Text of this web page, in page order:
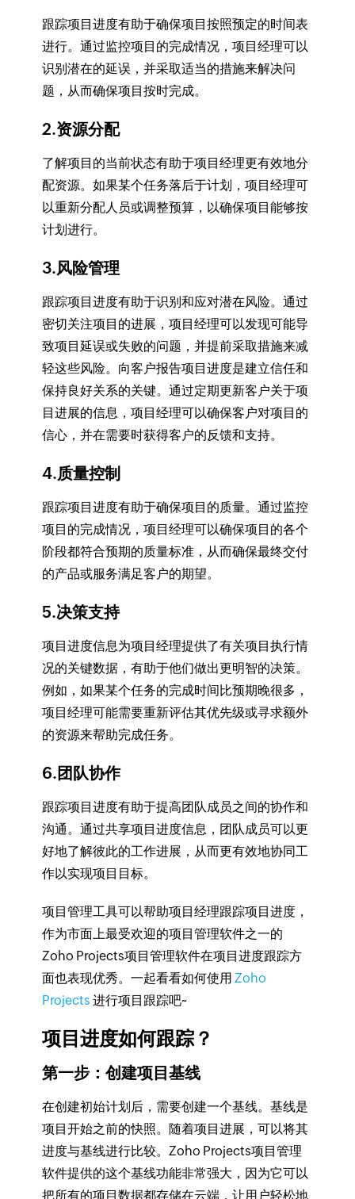
跟踪项目进度有助于确保项目按照预定的时间表
进行。通过监控项目的完成情况，项目经理可以
识别潜在的延误，并采取适当的措施来解决问
题，从而确保项目按时完成。
2.资源分配
了解项目的当前状态有助于项目经理更有效地分
配资源。如果某个任务落后于计划，项目经理可
以重新分配人员或调整预算，以确保项目能够按
计划进行。
3.风险管理
跟踪项目进度有助于识别和应对潜在风险。通过
密切关注项目的进展，项目经理可以发现可能导
致项目延误或失败的问题，并提前采取措施来减
轻这些风险。向客户报告项目进度是建立信任和
保持良好关系的关键。通过定期更新客户关于项
目进展的信息，项目经理可以确保客户对项目的
信心，并在需要时获得客户的反馈和支持。
4.质量控制
跟踪项目进度有助于确保项目的质量。通过监控
项目的完成情况，项目经理可以确保项目的各个
阶段都符合预期的质量标准，从而确保最终交付
的产品或服务满足客户的期望。
5.决策支持
项目进度信息为项目经理提供了有关项目执行情
况的关键数据，有助于他们做出更明智的决策。
例如，如果某个任务的完成时间比预期晚很多，
项目经理可能需要重新评估其优先级或寻求额外
的资源来帮助完成任务。
6.团队协作
跟踪项目进度有助于提高团队成员之间的协作和
沟通。通过共享项目进度信息，团队成员可以更
好地了解彼此的工作进展，从而更有效地协同工
作以实现项目目标。
项目管理工具可以帮助项目经理跟踪项目进度，
作为市面上最受欢迎的项目管理软件之一的
Zoho Projects项目管理软件在项目进度跟踪方
面也表现优秀。一起看看如何使用 Zoho
Projects 进行项目跟踪吧~
项目进度如何跟踪？
第一步：创建项目基线
在创建初始计划后，需要创建一个基线。基线是
项目开始之前的快照。随着项目进展，可以将其
进度与基线进行比较。Zoho Projects项目管理
软件提供的这个基线功能非常强大，因为它可以
把所有的项目数据都存储在云端，让用户轻松地